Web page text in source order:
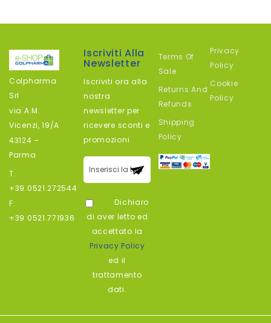
Colpharma
Srl
via A.M.
Vicenzi, 19/A
43124 –
Parma
T.
+39.0521.272544
F:
+39.0521.771936
Iscriviti Alla
Newsletter
Iscriviti ora alla
nostra
newsletter per
ricevere sconti e
promozioni
Iscriviti alla
nostra
Dichiaro
di aver letto ed
accettato la
Privacy Policy
ed il
trattamento
dati.
Terms Of
Sale
Returns And
Refunds
Shipping
Policy
Privacy
Policy
Cookie
Policy